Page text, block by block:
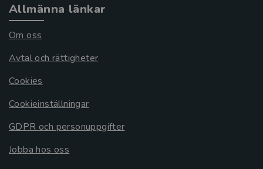
Allmänna länkar
Om oss
Avtal och rättigheter
Cookies
Cookieinställningar
GDPR och personuppgifter
Jobba hos oss